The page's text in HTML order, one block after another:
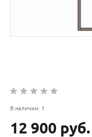
В наличии: 1
12 900 руб.